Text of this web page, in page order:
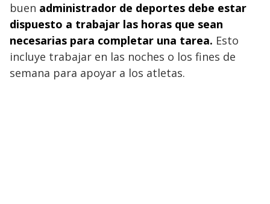
buen administrador de deportes debe estar
dispuesto a trabajar las horas que sean
necesarias para completar una tarea. Esto
incluye trabajar en las noches o los fines de
semana para apoyar a los atletas.